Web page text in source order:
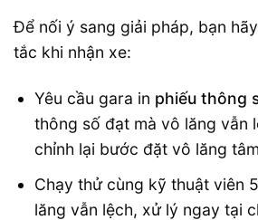
Để nối ý sang giải pháp, bạn
tắc khi nhận xe:
Yêu cầu gara in phiếu thông
thông số đạt mà vô lăng vẫn
chỉnh lại bước đặt vô lăng
Chạy thử cùng kỹ thuật viên
lăng vẫn lệch, xử lý ngay tại